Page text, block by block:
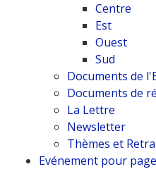
Centre
Est
Ouest
Sud
Documents de
Documents de
La Lettre
Newsletter
Thèmes et
Evénement pour